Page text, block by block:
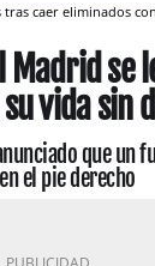
caer eliminados
Madrid se
vida sin
que un
el pie derecho